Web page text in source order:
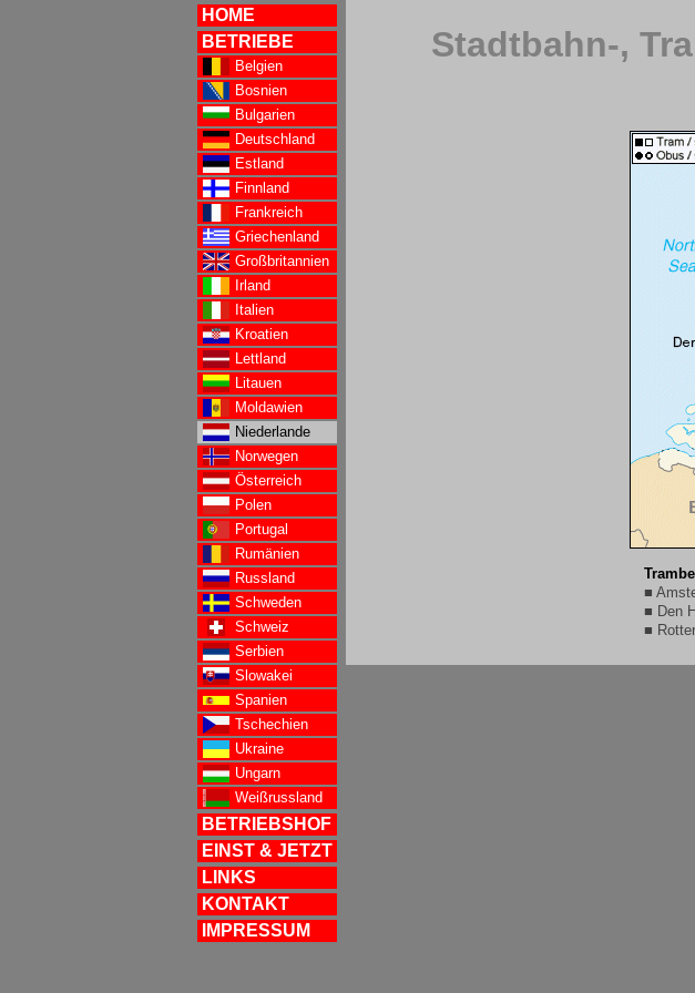
HOME
BETRIEBE
Belgien
Bosnien
Bulgarien
Deutschland
Estland
Finnland
Frankreich
Griechenland
Großbritannien
Irland
Italien
Kroatien
Lettland
Litauen
Moldawien
Niederlande
Norwegen
Österreich
Polen
Portugal
Rumänien
Russland
Schweden
Schweiz
Serbien
Slowakei
Spanien
Tschechien
Ukraine
Ungarn
Weißrussland
BETRIEBSHOF
EINST & JETZT
LINKS
KONTAKT
IMPRESSUM
Stadtbahn-,
■
■ Den
■